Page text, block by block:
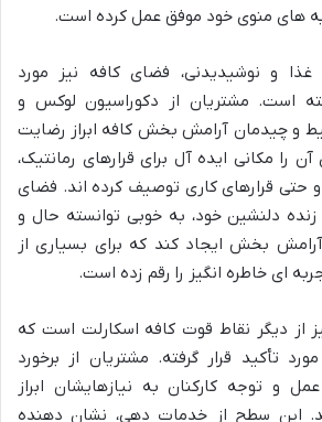
های منوی خود موفق عمل کرده است.
غذا و نوشیدیدنی، فضای کافه نیز مورد
است. مشتریان از دکوراسیون لوکس و
و چیدمان آرامش بخش کافه ابراز رضایت
را مکانی ایده آل برای قرارهای رمانتیک،
حتی قرارهای کاری توصیف کرده اند. فضای
زنده دلنشین خود، به خوبی توانسته حال و
بخش ایجاد کند که برای بسیاری از
ای خاطره انگیز را رقم زده است.
از دیگر نقاط قوت کافه اسکارلت است که
تأکید قرار گرفته. مشتریان از برخورد
و توجه کارکنان به نیازهایشان ابراز
این سطح از خدمات دهی، نشان دهنده